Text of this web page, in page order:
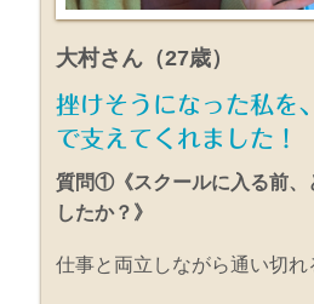
大村さん（27歳）
挫けそうになった私を
で支えてくれました！
質問①《スクールに入る前、
したか？》
仕事と両立しながら通い切れ